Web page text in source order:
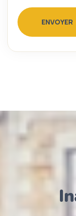
ENVOYER